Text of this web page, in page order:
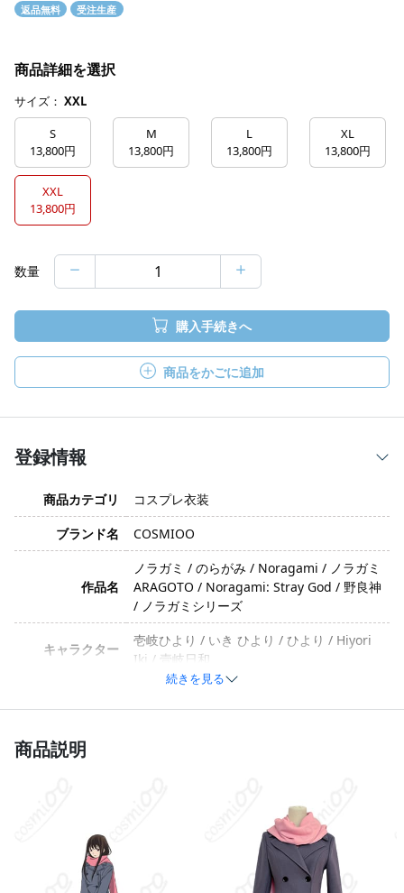
返品無料 受注生産
商品詳細を選択
サイズ： XXL
S
13,800円
M
13,800円
L
13,800円
XL
13,800円
XXL
13,800円
数量
購入手続きへ
商品をかごに追加
登録情報
商品カテゴリ
コスプレ衣装
ブランド名
COSMIOO
作品名
ノラガミ / のらがみ / Noragami / ノラガミ
ARAGOTO / Noragami: Stray God / 野良神
/ ノラガミシリーズ
キャラクター
壱岐ひより / いき ひより / ひより / Hiyori
Iki / 壹岐日和
ィ・芯が強い
コート、マフラー（生産ロットにより異な
サイズ
続きを見る
商品説明